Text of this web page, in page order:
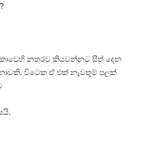
නතරව කියවන්නට සිත් දෙන
විටෙක ඒ එක් නැවතුම් පලක්